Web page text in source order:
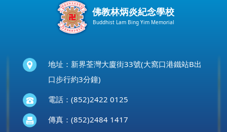
佛教林炳炎紀念學校
Buddhist Lam Bing Yim Memorial
地址：新界荃灣大廈街33號(大窩口港鐵站B出
口步行約3分鐘)
電話：(852)2422 0125
傳真：(852)2484 1417